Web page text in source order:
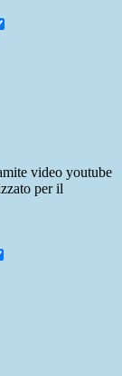
video youtube
per il